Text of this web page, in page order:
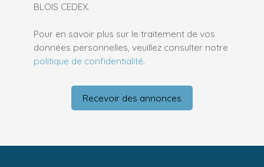
BLOIS CEDEX.
Pour en savoir plus sur le traitement de vos
données personnelles, veuillez consulter notre
politique de confidentialité.
Recevoir des annonces